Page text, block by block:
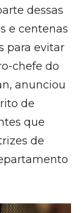
dessas
e centenas
para evitar
chefe do
anunciou
de
que
de